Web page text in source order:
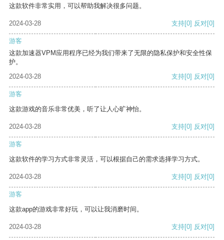
这款软件非常实用，可以帮助我解决很多问题。
2024-03-28 支持[0] 反对[0]
游客
这款加速器VPM应用程序已经为我们带来了无限的隐私保护和安全性保
护。
2024-03-28
支持[0] 反对[0]
游客
这款游戏的音乐非常优美，听了让人心旷神怡。
2024-03-28 支持[0] 反对[0]
游客
这款软件的学习方式非常灵活，可以根据自己的需求选择学习方式。
2024-03-28 支持[0] 反对[0]
游客
这款app的游戏非常好玩，可以让我消磨时间。
2024-03-28 支持[0] 反对[0]